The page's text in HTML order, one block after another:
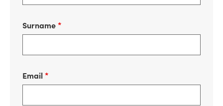
Surname*
Email*